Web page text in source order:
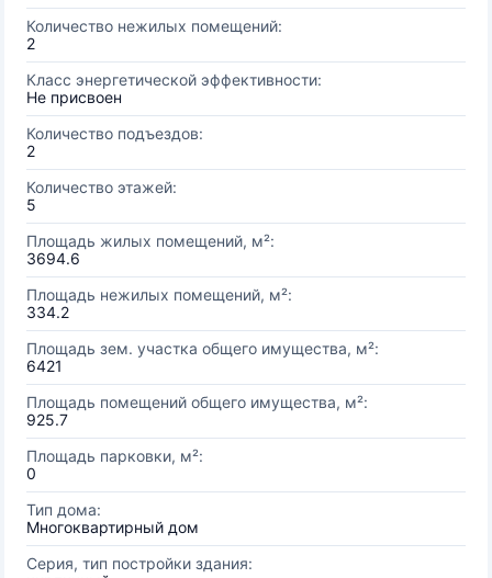
Количество нежилых помещений:
2
Класс энергетической эффективности:
Не присвоен
Количество подъездов:
2
Количество этажей:
5
Площадь жилых помещений, м²:
3694.6
Площадь нежилых помещений, м²:
334.2
Площадь зем. участка общего имущества, м²:
6421
Площадь помещений общего имущества, м²:
925.7
Площадь парковки, м²:
0
Тип дома:
Многоквартирный дом
Серия, тип постройки здания: